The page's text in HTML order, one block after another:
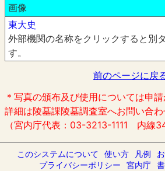
画像
東大史
外部機関の名称をクリックすると別
す。
前のページに戻
＊写真の頒布及び使用については申請
詳細は陵墓課陵墓調査室へお問い合
（宮内庁代表：03-3213-1111 内線
このシステムについて 使い方 凡例
プライバシーポリシー
宮内庁